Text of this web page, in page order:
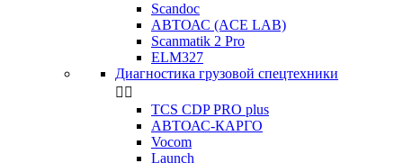
Scandoc
АВТОАС (ACE LAB)
Scanmatik 2 Pro
ELM327
Диагностика грузовой спецтехники
 
TCS CDP PRO plus
АВТОАС-КАРГО
Vocom
Launch